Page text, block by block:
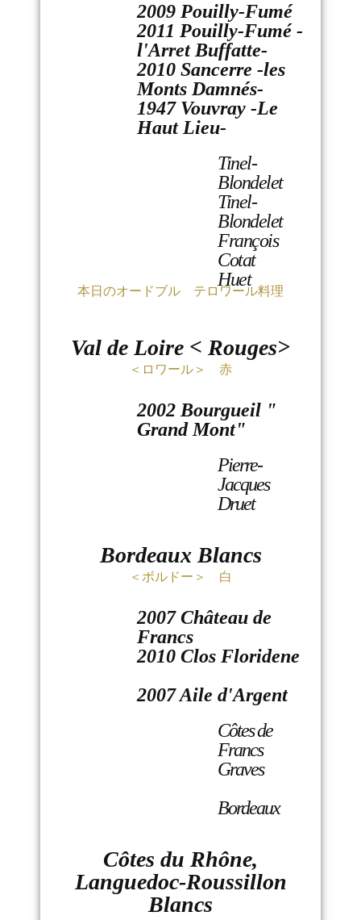
2009 Pouilly-Fumé
2011 Pouilly-Fumé -
l'Arret Buffatte-
2010 Sancerre -les
Monts Damnés-
1947 Vouvray -Le
Haut Lieu-
Tinel-
Blondelet
Tinel-
Blondelet
François
Cotat
Huet
本日のオードブル テロワール料理
Val de Loire < Rouges>
＜ロワール＞ 赤
2002 Bourgueil "
Grand Mont"
Pierre-
Jacques
Druet
Bordeaux Blancs
＜ボルドー＞ 白
2007 Château de
Francs
2010 Clos Floridene
2007 Aile d'Argent
Côtes de
Francs
Graves
Bordeaux
Côtes du Rhône,
Languedoc-Roussillon
Blancs